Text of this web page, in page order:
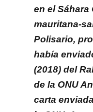
en el Sáhara
mauritana-
Polisario,
había
(2018) del
de la ONU
carta